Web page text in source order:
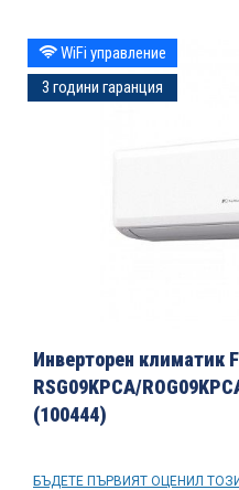
Преминете
към
края
на
WiFi управление
3 години гаранция
към
началото
на
галерия
със
Инверторен климатик
RSG09KPCA/
(100444)
БЪДЕТЕ ПЪРВИЯТ ОЦЕНИЛ